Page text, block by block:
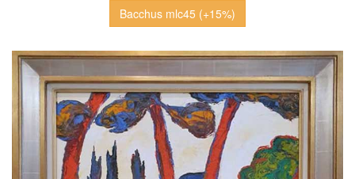
Bacchus mlc45 (+15%)